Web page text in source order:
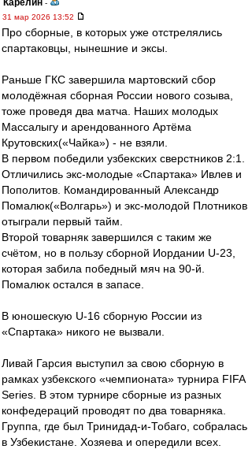
Карелин -
31 мар 2026 13:52
Про сборные, в которых уже отстрелялись
спартаковцы, нынешние и эксы.
Раньше ГКС завершила мартовский сбор
молодёжная сборная России нового созыва,
тоже проведя два матча. Наших молодых
Массалыгу и арендованного Артёма
Крутовских(«Чайка») - не взяли.
В первом победили узбекских сверстников 2:1.
Отличились экс-молодые «Спартака» Ивлев и
Пополитов. Командированный Александр
Помалюк(«Волгарь») и экс-молодой Плотников
отыграли первый тайм.
Второй товарняк завершился с таким же
счётом, но в пользу сборной Иордании U-23,
которая забила победный мяч на 90-й.
Помалюк остался в запасе.
В юношескую U-16 сборную России из
«Спартака» никого не вызвали.
Ливай Гарсия выступил за свою сборную в
рамках узбекского «чемпионата» турнира FIFA
Series. В этом турнире сборные из разных
конфедераций проводят по два товарняка.
Группа, где был Тринидад-и-Тобаго, собралась
в Узбекистане. Хозяева и опередили всех.